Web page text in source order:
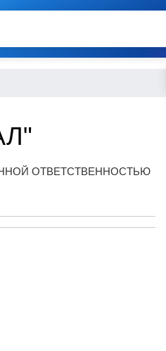
ОТВЕТСТВЕННОСТЬЮ